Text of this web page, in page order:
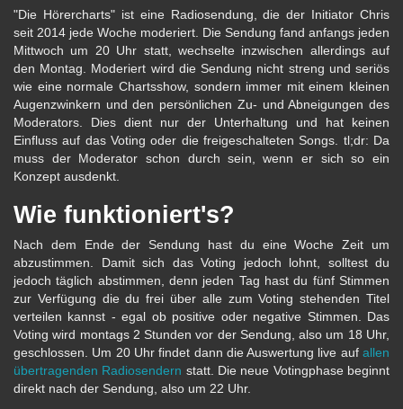
"Die Hörercharts" ist eine Radiosendung, die der Initiator Chris
seit 2014 jede Woche moderiert. Die Sendung fand anfangs jeden
Mittwoch um 20 Uhr statt, wechselte inzwischen allerdings auf
den Montag. Moderiert wird die Sendung nicht streng und seriös
wie eine normale Chartsshow, sondern immer mit einem kleinen
Augenzwinkern und den persönlichen Zu- und Abneigungen des
Moderators. Dies dient nur der Unterhaltung und hat keinen
Einfluss auf das Voting oder die freigeschalteten Songs. tl;dr: Da
muss der Moderator schon durch sein, wenn er sich so ein
Konzept ausdenkt.
Wie funktioniert's?
Nach dem Ende der Sendung hast du eine Woche Zeit um
abzustimmen. Damit sich das Voting jedoch lohnt, solltest du
jedoch täglich abstimmen, denn jeden Tag hast du fünf Stimmen
zur Verfügung die du frei über alle zum Voting stehenden Titel
verteilen kannst - egal ob positive oder negative Stimmen. Das
Voting wird montags 2 Stunden vor der Sendung, also um 18 Uhr,
geschlossen. Um 20 Uhr findet dann die Auswertung live auf allen
übertragenden Radiosendern statt. Die neue Votingphase beginnt
direkt nach der Sendung, also um 22 Uhr.